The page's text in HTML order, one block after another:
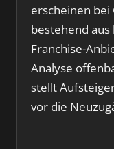
erscheinen bei
bestehend aus
Franchise-
Analyse
stellt
vor die